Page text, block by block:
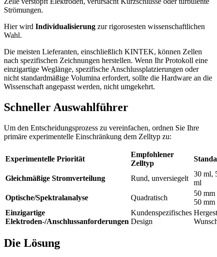
Strömungen.
Hier wird Individualisierung zur rigorosesten wissenschaftlichen
Wahl.
Die meisten Lieferanten, einschließlich KINTEK, können Zellen
nach spezifischen Zeichnungen herstellen. Wenn Ihr Protokoll eine
einzigartige Weglänge, spezifische Anschlussplatzierungen oder
nicht standardmäßige Volumina erfordert, sollte die Hardware an die
Wissenschaft angepasst werden, nicht umgekehrt.
Schneller Auswahlführer
Um den Entscheidungsprozess zu vereinfachen, ordnen Sie Ihre
primäre experimentelle Einschränkung dem Zelltyp zu:
Experimentelle Priorität
Empfohlener
Zelltyp
Gleichmäßige Stromverteilung Rund, unversiegelt
30 ml,
ml
Optische/Spektralanalyse
Quadratisch
50
50 mm
Einzigartige
Elektroden-/Anschlussanforderungen
Kundenspezifisches
Design
Die Lösung